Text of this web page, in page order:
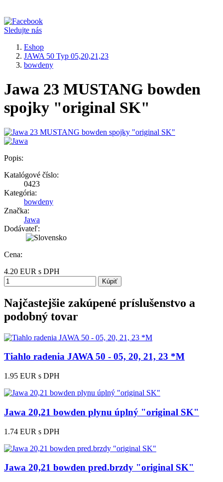
Sledujte nás
Eshop
JAWA 50 Typ 05,20,21,23
bowdeny
Jawa 23 MUSTANG bowden
spojky "original SK"
Popis:
Katalógové číslo:
0423
Kategória:
bowdeny
Značka:
Jawa
Dodávateľ:
Cena:
4.20 EUR s DPH
Kúpiť
Najčastejšie zakúpené príslušenstvo a
podobný tovar
Tiahlo radenia JAWA 50 - 05, 20, 21, 23 *M
1.95 EUR s DPH
Jawa 20,21 bowden plynu úplný "original SK"
1.74 EUR s DPH
Jawa 20,21 bowden pred.brzdy "original SK"